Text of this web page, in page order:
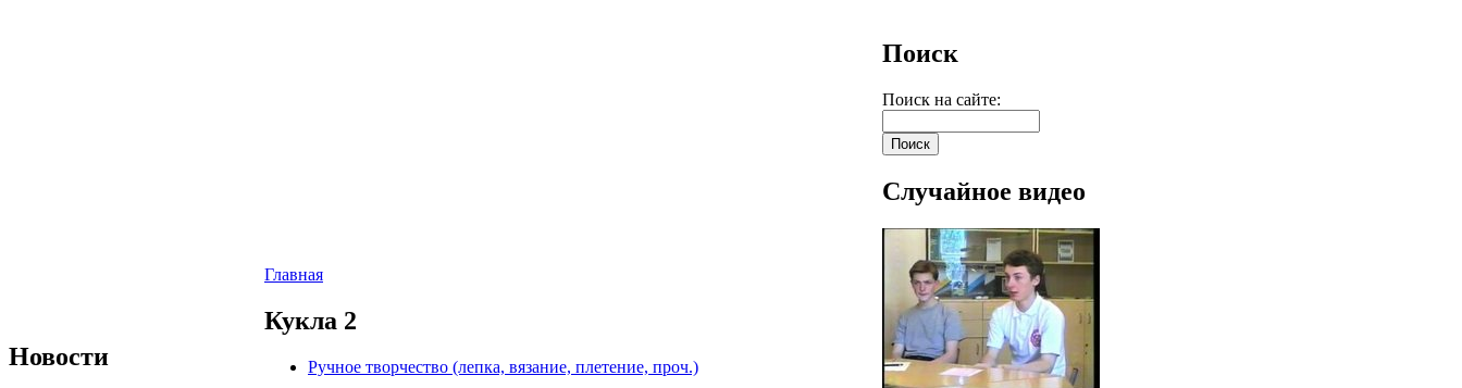
Новости
Главная
Кукла 2
Ручное творчество (лепка, вязание, плетение, проч.)
Поиск
Поиск на сайте:
Случайное видео